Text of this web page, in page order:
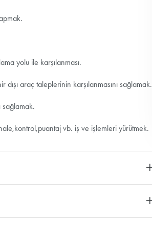
yolu ile karşılanması.
araç taleplerinin karşılanmasını sağlamak.
sağlamak.
vb. iş ve işlemleri yürütmek.